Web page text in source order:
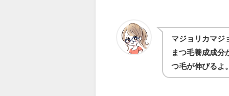
マジョリカマジ
まつ毛養成成分
つ毛が伸びるよ